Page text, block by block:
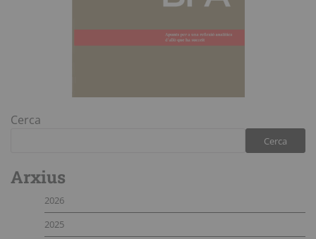
Cerca
Cerca
Arxius
2026
2025